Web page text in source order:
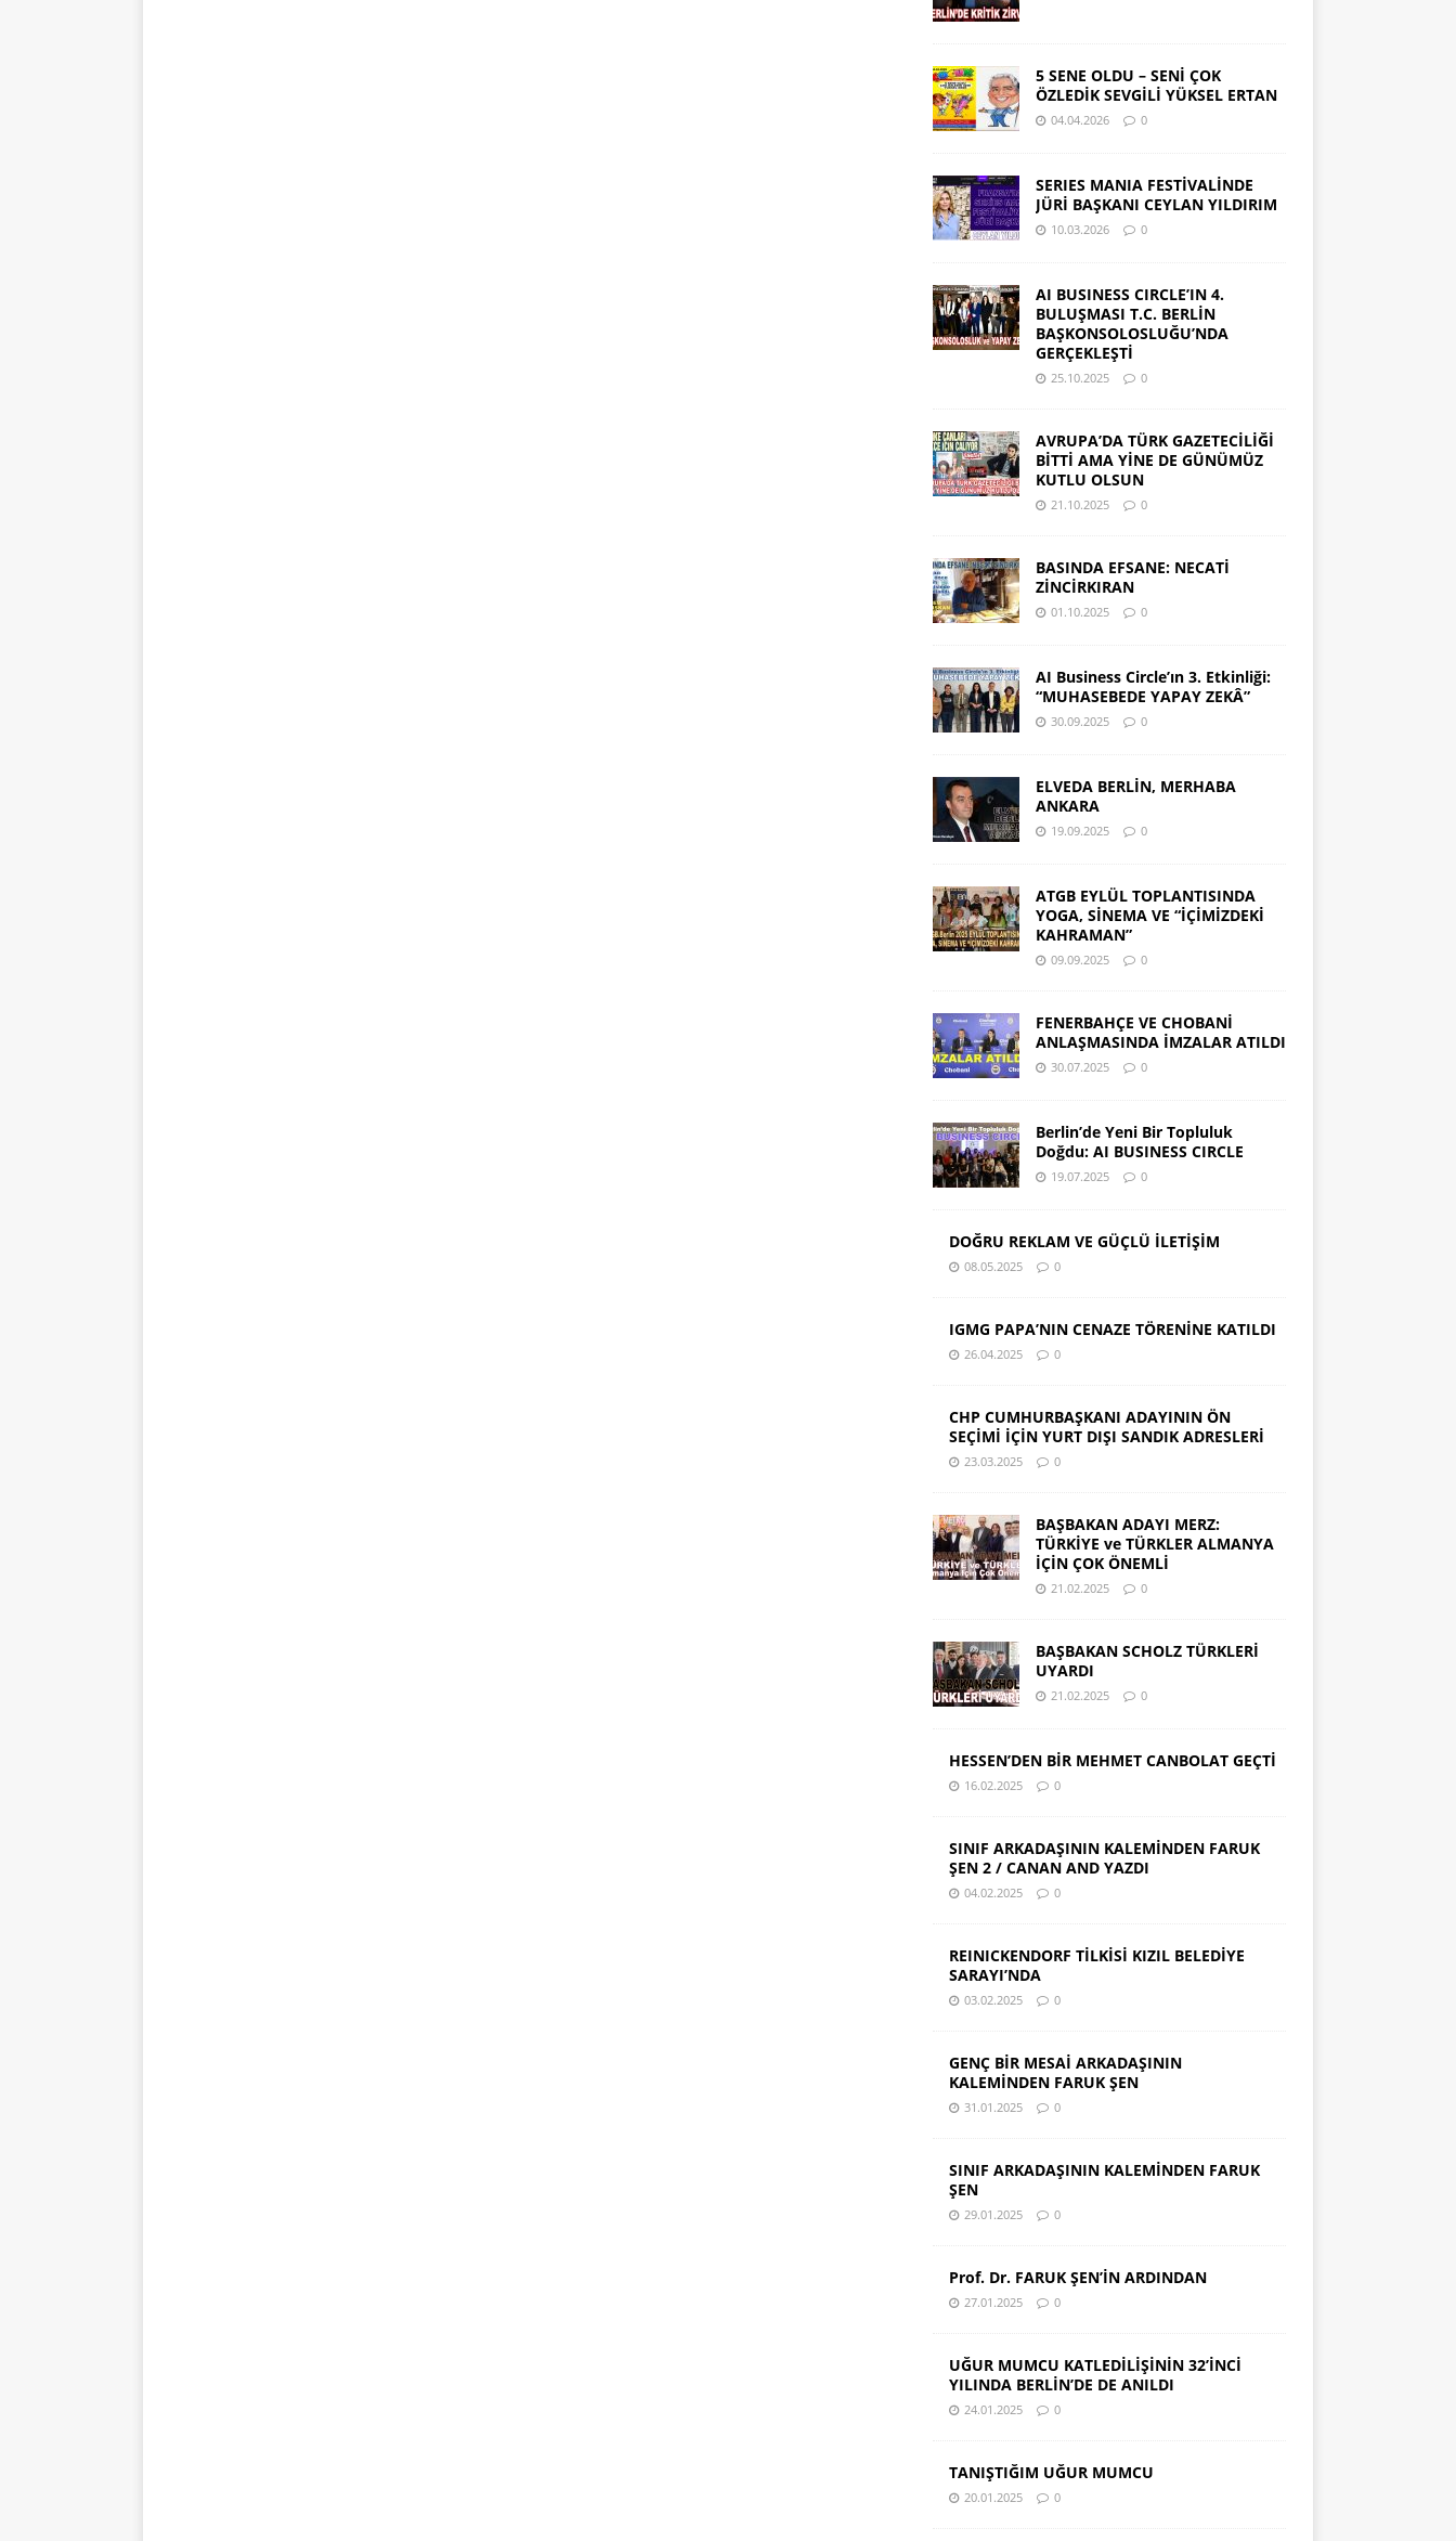
5 SENE OLDU – SENİ ÇOK
ÖZLEDİK SEVGİLİ YÜKSEL ERTAN
04.04.2026 0
SERIES MANIA FESTİVALİNDE
JÜRİ BAŞKANI CEYLAN YILDIRIM
10.03.2026 0
AI BUSINESS CIRCLE’IN 4.
BULUŞMASI T.C. BERLİN
BAŞKONSOLOSLUĞU’NDA
GERÇEKLEŞTİ
25.10.2025 0
AVRUPA’DA TÜRK GAZETECİLİĞİ
BİTTİ AMA YİNE DE GÜNÜMÜZ
KUTLU OLSUN
21.10.2025 0
BASINDA EFSANE: NECATİ
ZİNCİRKIRAN
01.10.2025 0
AI Business Circle’ın 3. Etkinliği:
“MUHASEBEDE YAPAY ZEKÂ”
30.09.2025 0
ELVEDA BERLİN, MERHABA
ANKARA
19.09.2025 0
ATGB EYLÜL TOPLANTISINDA
YOGA, SİNEMA VE “İÇİMİZDEKİ
KAHRAMAN”
09.09.2025 0
FENERBAHÇE VE CHOBANİ
ANLAŞMASINDA İMZALAR ATILDI
30.07.2025 0
Berlin’de Yeni Bir Topluluk
Doğdu: AI BUSINESS CIRCLE
19.07.2025 0
DOĞRU REKLAM VE GÜÇLÜ İLETİŞİM
08.05.2025 0
IGMG PAPA’NIN CENAZE TÖRENİNE KATILDI
26.04.2025 0
CHP CUMHURBAŞKANI ADAYININ ÖN
SEÇİMİ İÇİN YURT DIŞI SANDIK ADRESLERİ
23.03.2025 0
BAŞBAKAN ADAYI MERZ:
TÜRKİYE ve TÜRKLER ALMANYA
İÇİN ÇOK ÖNEMLİ
21.02.2025 0
BAŞBAKAN SCHOLZ TÜRKLERİ
UYARDI
21.02.2025 0
HESSEN’DEN BİR MEHMET CANBOLAT GEÇTİ
16.02.2025 0
SINIF ARKADAŞININ KALEMİNDEN FARUK
ŞEN 2 / CANAN AND YAZDI
04.02.2025 0
REINICKENDORF TİLKİSİ KIZIL BELEDİYE
SARAYI’NDA
03.02.2025 0
GENÇ BİR MESAİ ARKADAŞININ
KALEMİNDEN FARUK ŞEN
31.01.2025 0
SINIF ARKADAŞININ KALEMİNDEN FARUK
ŞEN
29.01.2025 0
Prof. Dr. FARUK ŞEN’İN ARDINDAN
27.01.2025 0
UĞUR MUMCU KATLEDİLİŞİNİN 32’İNCİ
YILINDA BERLİN’DE DE ANILDI
24.01.2025 0
TANIŞTIĞIM UĞUR MUMCU
20.01.2025 0